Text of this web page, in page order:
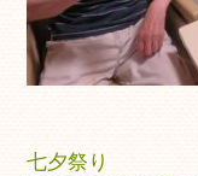
七夕祭り